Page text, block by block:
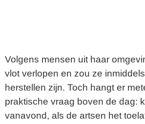
Volgens mensen uit haar
vlot verlopen en zou ze
herstellen zijn. Toch hangt er
praktische vraag boven de dag:
vanavond, als de artsen het